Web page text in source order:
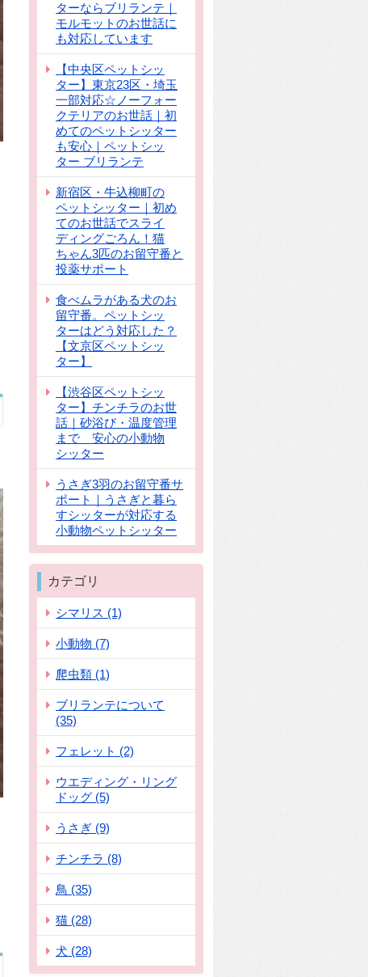
ターならブリランテ｜
モルモットのお世話に
も対応しています
【中央区ペットシッ
ター】東京23区・埼玉
一部対応☆ノーフォー
クテリアのお世話｜初
めてのペットシッター
も安心｜ペットシッ
ター ブリランテ
新宿区・牛込柳町の
ペットシッター｜初め
てのお世話でスライ
ディングごろん！猫
ちゃん3匹のお留守番と
投薬サポート
食べムラがある犬のお
留守番。ペットシッ
ターはどう対応した？
【文京区ペットシッ
ター】
【渋谷区ペットシッ
ター】チンチラのお世
話｜砂浴び・温度管理
まで 安心の小動物
シッター
うさぎ3羽のお留守番サ
ポート｜うさぎと暮ら
すシッターが対応する
小動物ペットシッター
カテゴリ
シマリス (1)
小動物 (7)
爬虫類 (1)
ブリランテについて
(35)
フェレット (2)
ウエディング・リング
ドッグ (5)
うさぎ (9)
チンチラ (8)
鳥 (35)
猫 (28)
犬 (28)